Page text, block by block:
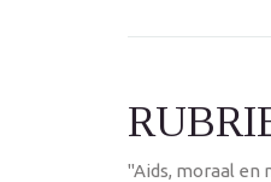
"Aids, moraal en